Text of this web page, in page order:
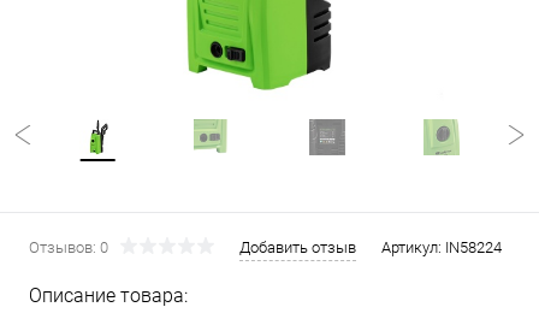
Отзывов: 0 Добавить отзыв Артикул: IN58224
Описание товара: